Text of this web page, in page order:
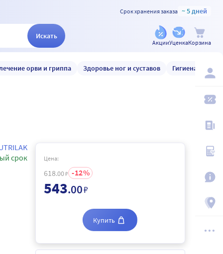
Срок хранения заказа ~ 5 дней
Искать
АкцииУценкаКорзина
орви и гриппа Здоровье ног и суставов Гигиена и уход
срок
Цена:
618.00₽ 12
543.00₽
Купить